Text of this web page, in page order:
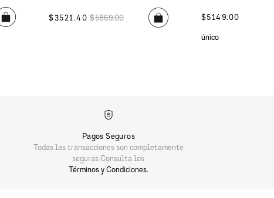
$3521.40 $5869.00 $5149.00
único
Pagos Seguros
Todas las transacciones son completamente
seguras Consulta los
Términos y Condiciones.